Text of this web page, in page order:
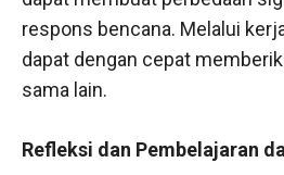
respons bencana. Melalui
dapat dengan cepat
sama lain.
Refleksi dan Pembelajaran